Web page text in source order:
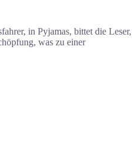
in Pyjamas, bittet die Leser,
was zu einer